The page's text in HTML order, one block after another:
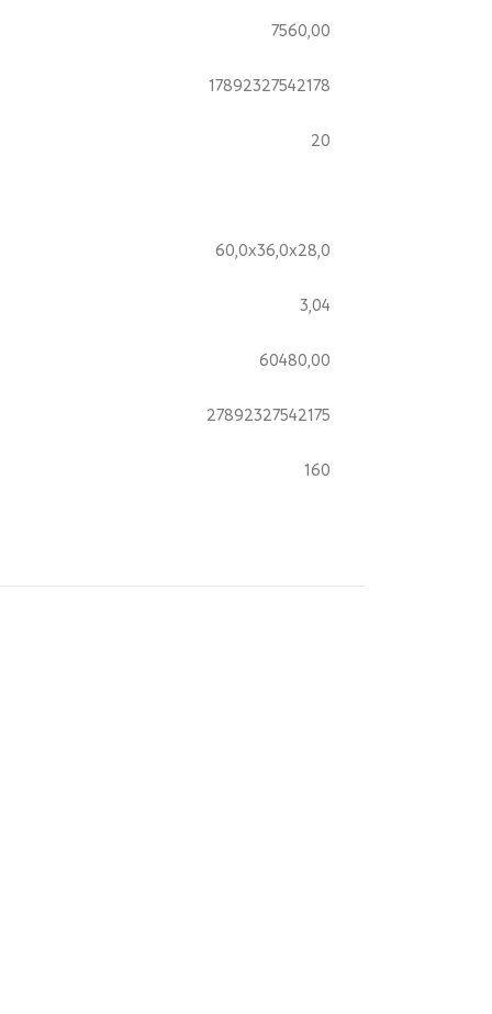
7560,00
17892327542178
20
60,0x36,0x28,0
3,04
60480,00
27892327542175
160